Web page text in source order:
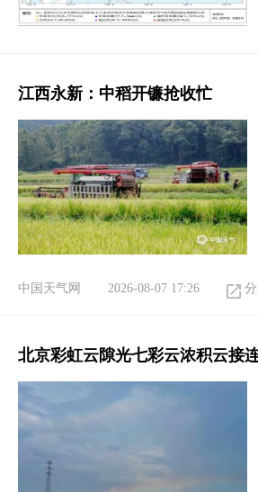
江西永新：中稻开镰抢收忙
中国天气网 2026-08-07 17:26
北京彩虹云隙光七彩云浓积云接